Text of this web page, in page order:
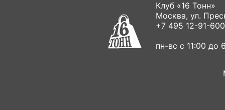
Клуб «16 Тонн»
Москва, ул.
+7 495 12-91-
пн-вс с 11:00 до